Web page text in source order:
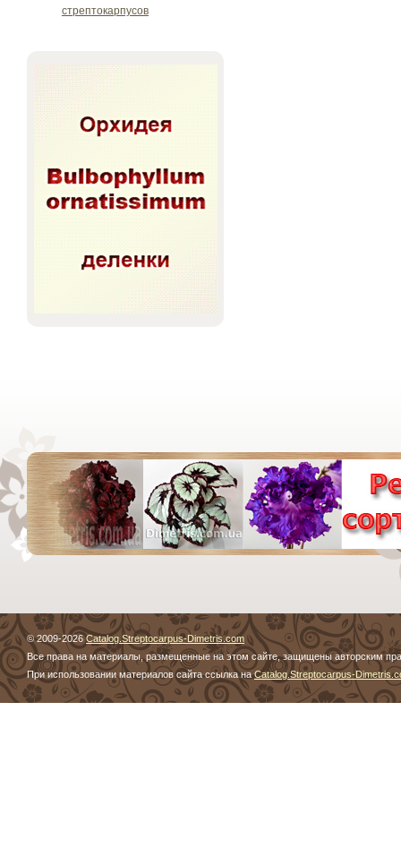
стрептокарпусов
© 2009-2026Catalog.Streptocarpus-Dimetris.com
Все права на материалы, размещенные на этом сайте, защищены авторским
При использовании материалов сайта ссылка наCatalog.Streptocarpus-